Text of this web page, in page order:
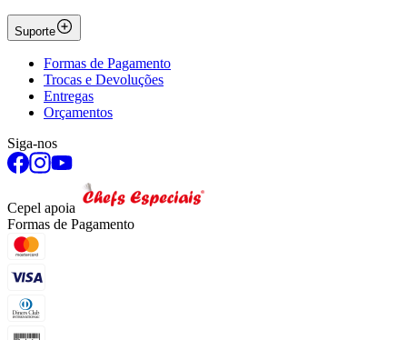
Suporte
Formas de Pagamento
Trocas e Devoluções
Entregas
Orçamentos
Siga-nos
Cepel apoia
Formas de Pagamento